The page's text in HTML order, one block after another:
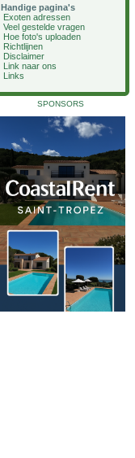
Handige pagina's
Exoten adressen
Veel gestelde vragen
Hoe foto's uploaden
Richtlijnen
Disclaimer
Link naar ons
Links
SPONSORS